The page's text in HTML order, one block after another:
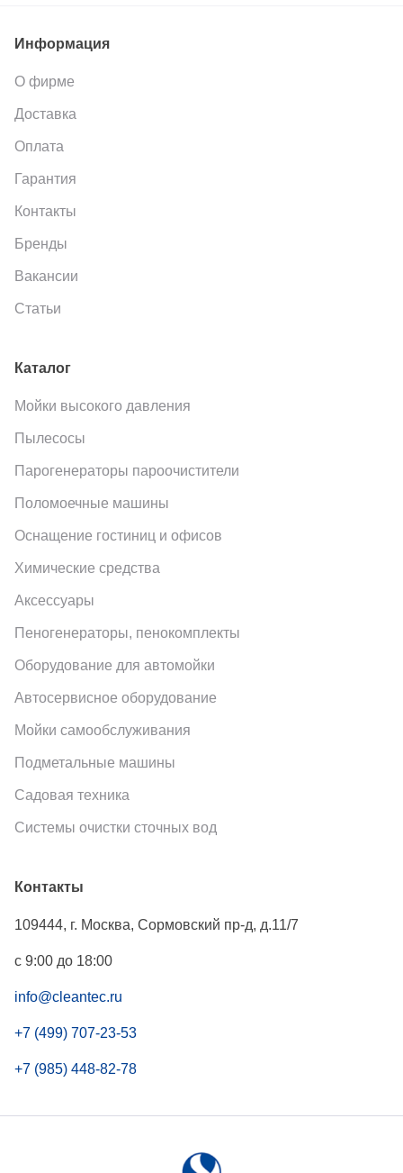
Информация
О фирме
Доставка
Оплата
Гарантия
Контакты
Бренды
Вакансии
Статьи
Каталог
Мойки высокого давления
Пылесосы
Парогенераторы пароочистители
Поломоечные машины
Оснащение гостиниц и офисов
Химические средства
Аксессуары
Пеногенераторы, пенокомплекты
Оборудование для автомойки
Автосервисное оборудование
Мойки самообслуживания
Подметальные машины
Садовая техника
Системы очистки сточных вод
Контакты
109444, г. Москва, Сормовский пр-д, д.11/7
с 9:00 до 18:00
info@cleantec.ru
+7 (499) 707-23-53
+7 (985) 448-82-78